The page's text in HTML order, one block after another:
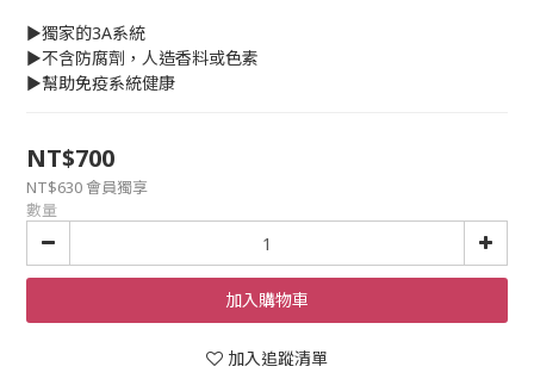
►獨家的3A系統
►不含防腐劑，人造香料或色素
►幫助免疫系統健康
NT$700
NT$630會員獨享
數量
加入購物車
加入追蹤清單